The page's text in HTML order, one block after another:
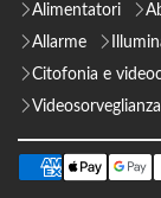
Alimentatori
Allarme
Citofonia e
Videosorveglianza